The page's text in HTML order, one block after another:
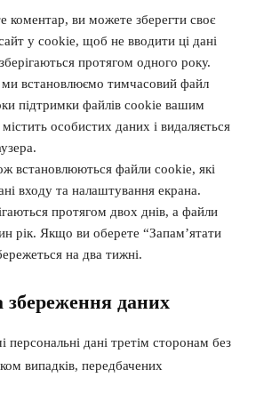
коментар, ви можете зберегти своє
у cookie, щоб не вводити ці дані
протягом одного року.
ми встановлюємо тимчасовий файл
підтримки файлів cookie вашим
особистих даних і видаляється
встановлюються файли cookie, які
входу та налаштування екрана.
протягом двох днів, а файли
рік. Якщо ви оберете “Запам’ятати
на два тижні.
збереження даних
дані третім сторонам без
випадків, передбачених